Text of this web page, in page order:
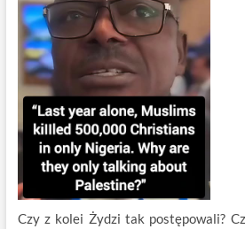
Czy z kolei Żydzi tak postępowali?